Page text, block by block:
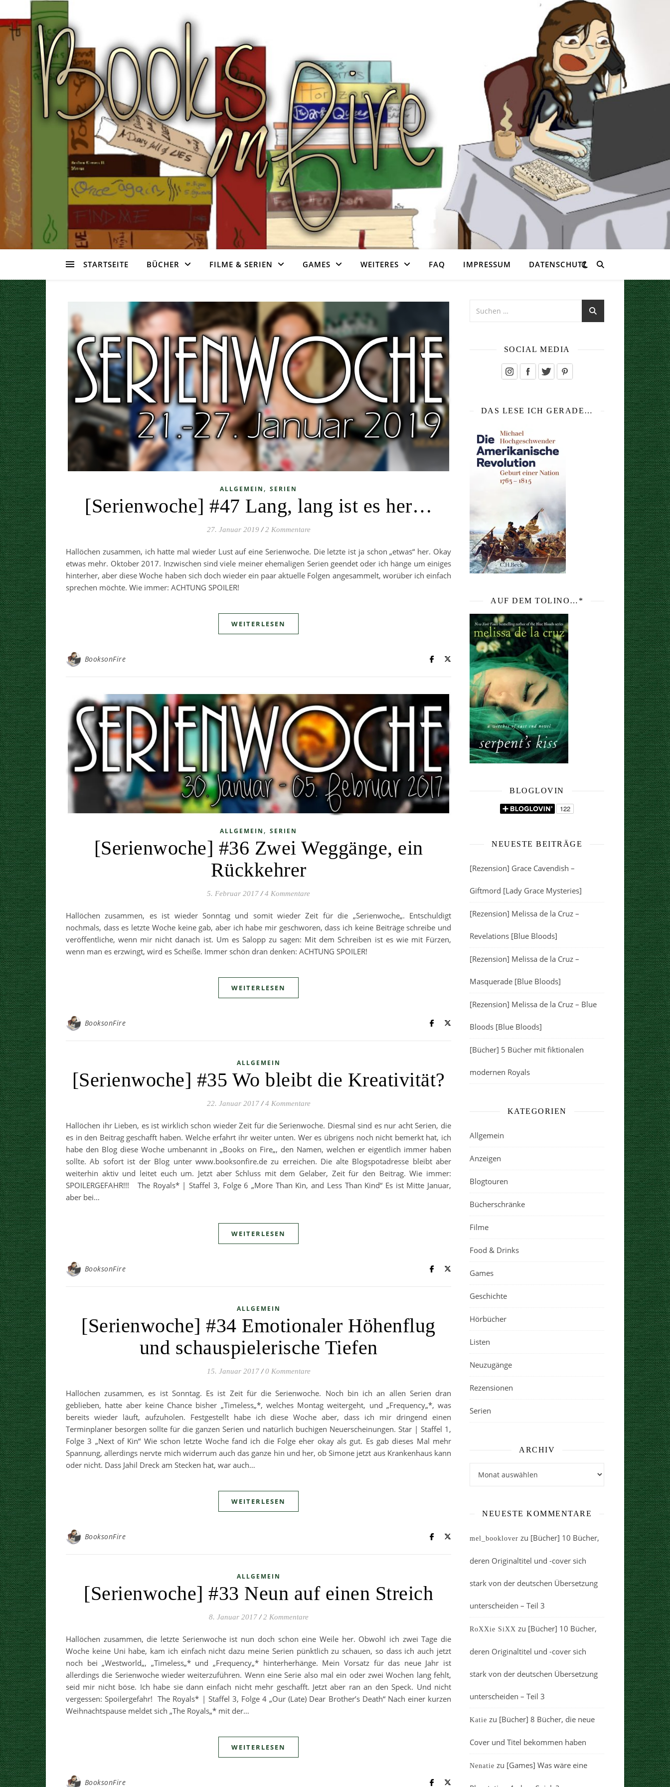
STARTSEITE BÜCHER FILME & SERIEN GAMES WEITERES FAQ IMPRESSUM DATENSCHUTZ
ALLGEMEIN , SERIEN
[Serienwoche] #47 Lang, lang ist es her…
27. Januar 2019 / 2 Kommentare
Hallöchen zusammen, ich hatte mal wieder Lust auf eine Serienwoche. Die letzte ist ja schon „etwas“ her. Okay
etwas mehr. Oktober 2017. Inzwischen sind viele meiner ehemaligen Serien geendet oder ich hänge um einiges
hinterher, aber diese Woche haben sich doch wieder ein paar aktuelle Folgen angesammelt, worüber ich einfach
sprechen möchte. Wie immer: ACHTUNG SPOILER!
WEITERLESEN
BooksonFire
ALLGEMEIN , SERIEN
[Serienwoche] #36 Zwei Weggänge, ein
Rückkehrer
5. Februar 2017 / 4 Kommentare
Hallöchen zusammen, es ist wieder Sonntag und somit wieder Zeit für die „Serienwoche„. Entschuldigt
nochmals, dass es letzte Woche keine gab, aber ich habe mir geschworen, dass ich keine Beiträge schreibe und
veröffentliche, wenn mir nicht danach ist. Um es Salopp zu sagen: Mit dem Schreiben ist es wie mit Fürzen,
wenn man es erzwingt, wird es Scheiße. Immer schön dran denken: ACHTUNG SPOILER!
WEITERLESEN
BooksonFire
ALLGEMEIN
[Serienwoche] #35 Wo bleibt die Kreativität?
22. Januar 2017 / 4 Kommentare
Hallöchen ihr Lieben, es ist wirklich schon wieder Zeit für die Serienwoche. Diesmal sind es nur acht Serien, die
es in den Beitrag geschafft haben. Welche erfahrt ihr weiter unten. Wer es übrigens noch nicht bemerkt hat, ich
habe den Blog diese Woche umbenannt in „Books on Fire„, den Namen, welchen er eigentlich immer haben
sollte. Ab sofort ist der Blog unter www.booksonfire.de zu erreichen. Die alte Blogspotadresse bleibt aber
weiterhin aktiv und leitet euch um. Jetzt aber Schluss mit dem Gelaber, Zeit für den Beitrag. Wie immer:
SPOILERGEFAHR!!! The Royals* | Staffel 3, Folge 6 „More Than Kin, and Less Than Kind“ Es ist Mitte Januar,
aber bei…
WEITERLESEN
BooksonFire
ALLGEMEIN
[Serienwoche] #34 Emotionaler Höhenflug
und schauspielerische Tiefen
15. Januar 2017 / 0 Kommentare
Hallöchen zusammen, es ist Sonntag. Es ist Zeit für die Serienwoche. Noch bin ich an allen Serien dran
geblieben, hatte aber keine Chance bisher „Timeless„*, welches Montag weitergeht, und „Frequency„*, was
bereits wieder läuft, aufzuholen. Festgestellt habe ich diese Woche aber, dass ich mir dringend einen
Terminplaner besorgen sollte für die ganzen Serien und natürlich buchigen Neuerscheinungen. Star | Staffel 1,
Folge 3 „Next of Kin“ Wie schon letzte Woche fand ich die Folge eher okay als gut. Es gab dieses Mal mehr
Spannung, allerdings nervte mich widerrum auch das ganze hin und her, ob Simone jetzt aus Krankenhaus kann
oder nicht. Dass Jahil Dreck am Stecken hat, war auch…
WEITERLESEN
BooksonFire
ALLGEMEIN
[Serienwoche] #33 Neun auf einen Streich
8. Januar 2017 / 2 Kommentare
Hallöchen zusammen, die letzte Serienwoche ist nun doch schon eine Weile her. Obwohl ich zwei Tage die
Woche keine Uni habe, kam ich einfach nicht dazu meine Serien pünktlich zu schauen, so dass ich auch jetzt
noch bei „Westworld„, „Timeless„* und „Frequency„* hinterherhänge. Mein Vorsatz für das neue Jahr ist
allerdings die Serienwoche wieder weiterzuführen. Wenn eine Serie also mal ein oder zwei Wochen lang fehlt,
seid mir nicht böse. Ich habe sie dann einfach nicht mehr geschafft. Jetzt aber ran an den Speck. Und nicht
vergessen: Spoilergefahr! The Royals* | Staffel 3, Folge 4 „Our (Late) Dear Brother’s Death“ Nach einer kurzen
Weihnachtspause meldet sich „The Royals„* mit der…
WEITERLESEN
BooksonFire
SOCIAL MEDIA
DAS LESE ICH GERADE…
AUF DEM TOLINO…*
BLOGLOVIN
NEUESTE BEITRÄGE
[Rezension] Grace Cavendish –
Giftmord [Lady Grace Mysteries]
[Rezension] Melissa de la Cruz –
Revelations [Blue Bloods]
[Rezension] Melissa de la Cruz –
Masquerade [Blue Bloods]
[Rezension] Melissa de la Cruz – Blue
Bloods [Blue Bloods]
[Bücher] 5 Bücher mit fiktionalen
modernen Royals
KATEGORIEN
Allgemein
Anzeigen
Blogtouren
Bücherschränke
Filme
Food & Drinks
Games
Geschichte
Hörbücher
Listen
Neuzugänge
Rezensionen
Serien
ARCHIV
NEUESTE KOMMENTARE
mel_booklover zu [Bücher] 10 Bücher,
deren Originaltitel und -cover sich
stark von der deutschen Übersetzung
unterscheiden – Teil 3
RoXXie SiXX zu [Bücher] 10 Bücher,
deren Originaltitel und -cover sich
stark von der deutschen Übersetzung
unterscheiden – Teil 3
Katie zu [Bücher] 8 Bücher, die neue
Cover und Titel bekommen haben
Nenatie zu [Games] Was wäre eine